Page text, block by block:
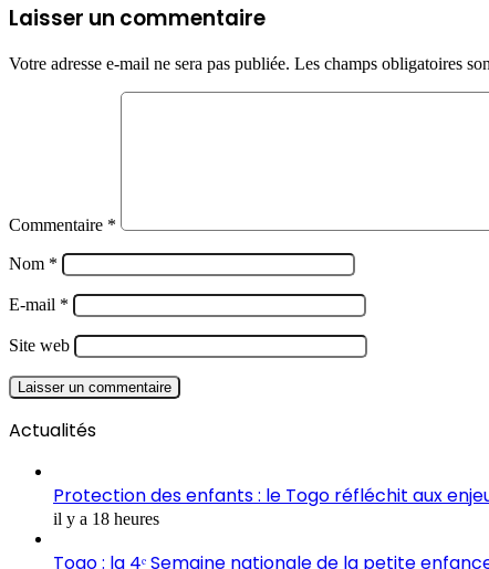
Laisser un commentaire
Votre adresse e-mail ne sera pas publiée. Les champs obligatoires
Commentaire *
Nom *
E-mail *
Site web
Actualités
Protection des enfants : le Togo réfléchit aux
il y a 18 heures
Togo : la 4ᵉ Semaine nationale de la petite